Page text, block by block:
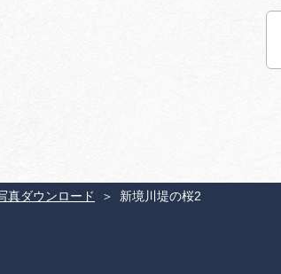
真ダウンロード 新境川堤の桜2